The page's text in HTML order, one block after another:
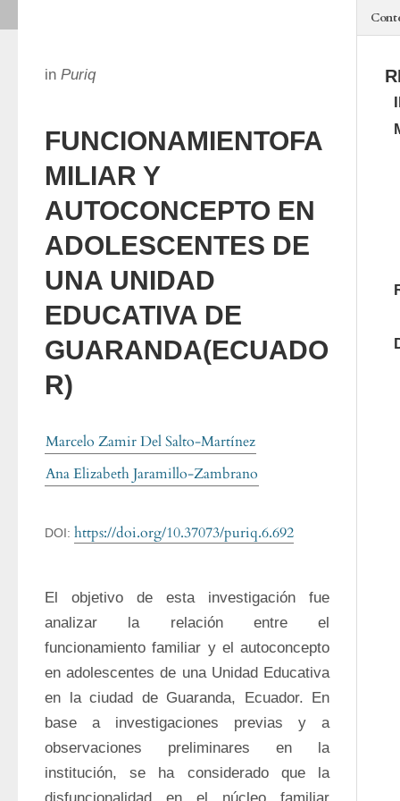
in Puriq
FUNCIONAMIENTOFA
MILIAR Y
AUTOCONCEPTO EN
ADOLESCENTES DE
UNA UNIDAD
EDUCATIVA DE
GUARANDA(ECUADO
R)
Marcelo Zamir Del Salto-Martínez
Ana Elizabeth Jaramillo-Zambrano
DOI: https://doi.org/10.37073/puriq.6.692
El objetivo de esta investigación fue
analizar la relación entre el
funcionamiento familiar y el autoconcepto
en adolescentes de una Unidad Educativa
en la ciudad de Guaranda, Ecuador. En
base a investigaciones previas y a
observaciones preliminares en la
institución, se ha considerado que la